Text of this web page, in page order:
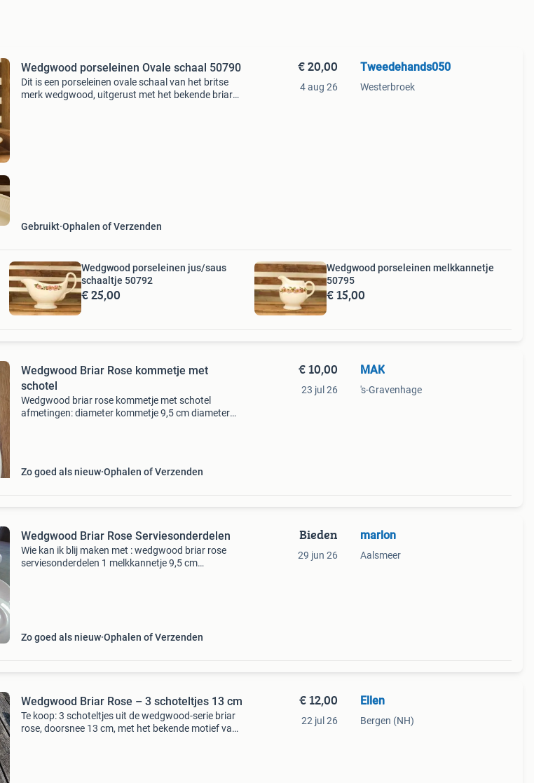
Wedgwood porseleinen Ovale schaal 50790
Dit is een porseleinen ovale schaal van het britse
merk wedgwood, uitgerust met het bekende briar
Gebruikt Ophalen of Verzenden
€ 20,00
4 aug 26
Tweedehands050
Westerbroek
Wedgwood porseleinen jus/saus
schaaltje 50792
€ 25,00
Wedgwood porseleinen melkkannetje
50795
€ 15,00
Wedgwood Briar Rose kommetje met
schotel
Wedgwood briar rose kommetje met schotel
afmetingen: diameter kommetje 9,5 cm diameter
Zo goed als nieuw Ophalen of Verzenden
€ 10,00
23 jul 26
MAK
's-Gravenhage
Wedgwood Briar Rose Serviesonderdelen
Wie kan ik blij maken met : wedgwood briar rose
serviesonderdelen 1 melkkannetje 9,5 cm
Zo goed als nieuw Ophalen of Verzenden
Bieden
29 jun 26
marlon
Aalsmeer
Wedgwood Briar Rose – 3 schoteltjes 13 cm
Te koop: 3 schoteltjes uit de wedgwood-serie briar
rose, doorsnee 13 cm, met het bekende motief van
€ 12,00
22 jul 26
Ellen
Bergen (NH)